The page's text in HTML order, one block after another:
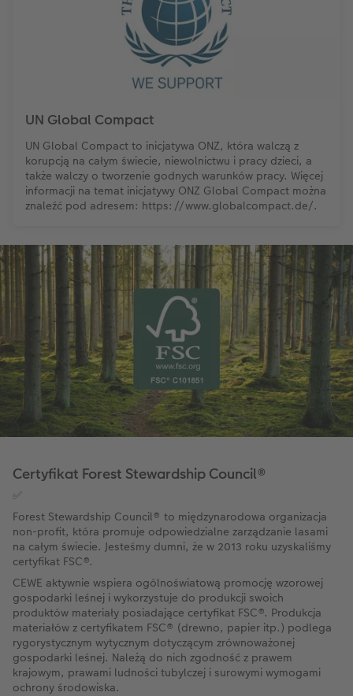
UN Global Compact
UN Global Compact to inicjatywa ONZ, która walczą z
korupcją na całym świecie, niewolnictwu i pracy dzieci, a
także walczy o tworzenie godnych warunków pracy. Więcej
informacji na temat inicjatywy ONZ Global Compact można
znaleźć pod adresem: https://www.globalcompact.de/.
Certyfikat Forest Stewardship Council®
✅
Forest Stewardship Council® to międzynarodowa organizacja
non-profit, która promuje odpowiedzialne zarządzanie lasami
na całym świecie. Jesteśmy dumni, że w 2013 roku uzyskaliśmy
certyfikat FSC®.
CEWE aktywnie wspiera ogólnoświatową promocję wzorowej
gospodarki leśnej i wykorzystuje do produkcji swoich
produktów materiały posiadające certyfikat FSC®. Produkcja
materiałów z certyfikatem FSC® (drewno, papier itp.) podlega
rygorystycznym wytycznym dotyczącym zrównoważonej
gospodarki leśnej. Należą do nich zgodność z prawem
krajowym, prawami ludności tubylczej i surowymi wymogami
ochrony środowiska.